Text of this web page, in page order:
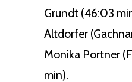
Grundt (46:03
Altdorfer
Monika Portner
min).